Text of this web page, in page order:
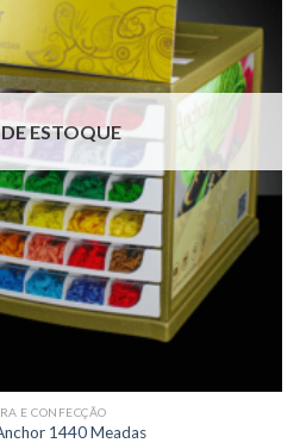
ESTOQUE
E CONFECÇÃO
1440 Meadas